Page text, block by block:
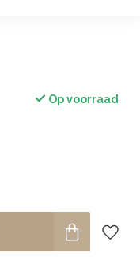
Op voorraad